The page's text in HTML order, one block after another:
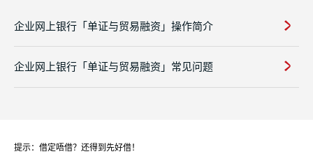
企业网上银行「单证与贸易融资」操作简介
企业网上银行「单证与贸易融资」常见问题
提示：借定唔借？还得到先好借！